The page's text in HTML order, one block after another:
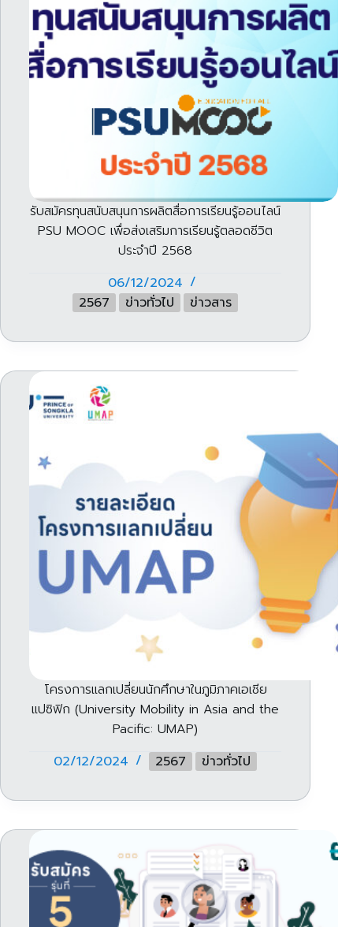
รับสมัครทุนสนับสนุนการผลิตสื่อการเรียนรู้ออนไลน์
PSU MOOC เพื่อส่งเสริมการเรียนรู้ตลอดชีวิต
ประจำปี 2568
06/12/2024
2567
ข่าวทั่วไป ข่าวสาร
โครงการแลกเปลี่ยนนักศึกษาในภูมิภาคเอเชีย
แปซิฟิก (University Mobility in Asia and the
Pacific: UMAP)
02/12/2024
2567 ข่าวทั่วไป